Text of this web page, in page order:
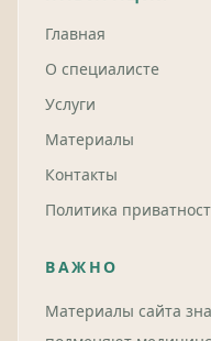
Главная
О специалисте
Услуги
Материалы
Контакты
Политика
ВАЖНО
Материалы сайта